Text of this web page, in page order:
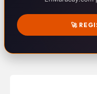
🚀